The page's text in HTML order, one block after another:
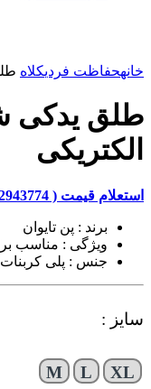
خانهحفاظت فردیکلاه
طلق یدکی
الکتریکی
استعلام قیمت ( 09182943774 )
برند : پن تایوان
ویژگی : مناسب
جنس : پلی کربنات
سایز :
M L XL